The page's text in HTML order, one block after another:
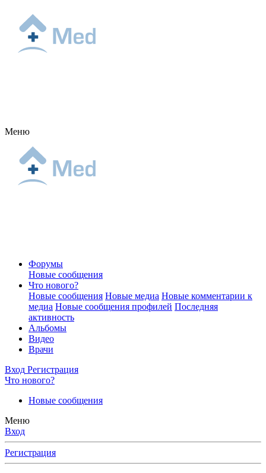
Меню
Форумы
Новые сообщения
Что нового?
Новые сообщения Новые медиа Новые комментарии к
медиа Новые сообщения профилей Последняя
активность
Альбомы
Видео
Врачи
Вход Регистрация
Что нового?
Новые сообщения
Меню
Вход
Регистрация